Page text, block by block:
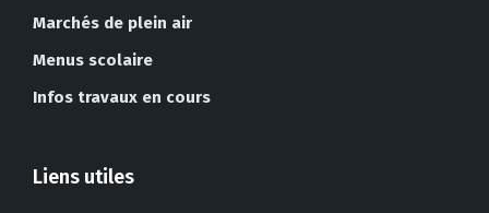
Marchés de plein air
Menus scolaire
Infos travaux en cours
Liens utiles